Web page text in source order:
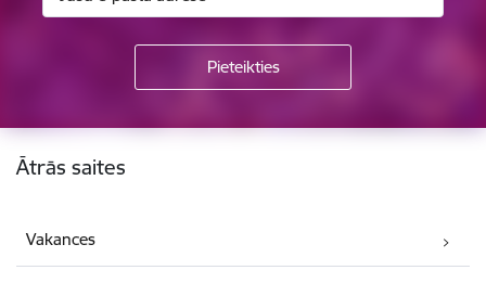
Kājene
Ātrās saites
Vakances